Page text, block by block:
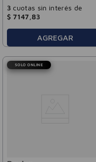
3 cuotas sin interés de
$ 7147 ,83
AGREGAR
SOLO ONLINE